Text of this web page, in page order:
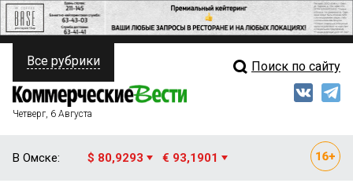
ПОЛИТИКА
ФИНАНСЫ
Свежий выпуск
Все рубрики Поиск по сайту
Четверг, 6 Августа
В Омске: $ 80,9293 € 93,1901